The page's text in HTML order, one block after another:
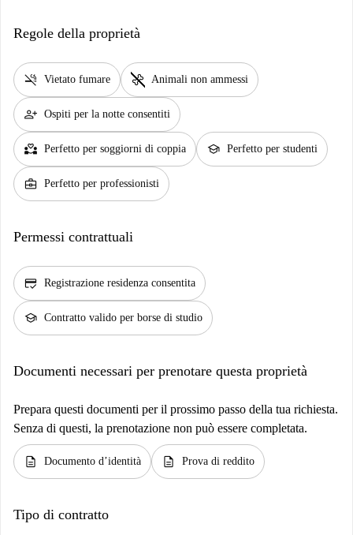
Regole della proprietà
smoke_free Vietato fumare pet_supplies Animali non ammessi
person_add Ospiti per la notte consentiti
partner_heart Perfetto per soggiorni di coppia school Perfetto per studenti
business_center Perfetto per professionisti
Permessi contrattuali
credit_score Registrazione residenza consentita
school Contratto valido per borse di studio
Documenti necessari per prenotare questa proprietà
Prepara questi documenti per il prossimo passo della tua richiesta.
Senza di questi, la prenotazione non può essere completata.
description Documento d’identità description Prova di reddito
Tipo di contratto